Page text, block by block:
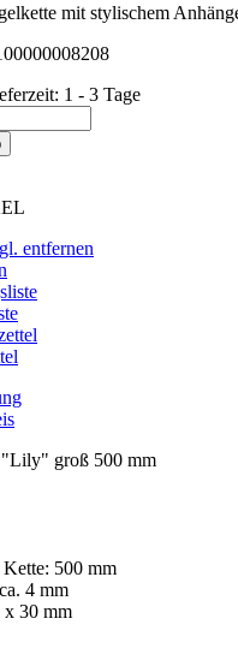
mit stylischem
1 - 3 Tage
"Lily" groß 500 mm
500 mm
4 mm
x 30 mm